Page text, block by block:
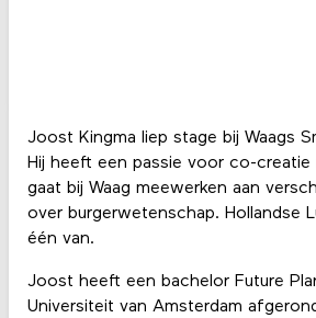
Joost Kingma liep stage bij Waags
Hij heeft een passie voor co-
gaat bij Waag meewerken aan
over burgerwetenschap. Hollandse
één van.
Joost heeft een bachelor Future
Universiteit van Amsterdam